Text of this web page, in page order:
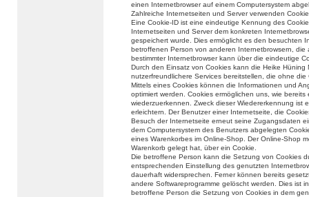
einen Internetbrowser auf einem Computersystem
Zahlreiche Internetseiten und Server verwenden
Eine Cookie-ID ist eine eindeutige Kennung des
Internetseiten und Server dem konkreten
gespeichert wurde. Dies ermöglicht es den besuchten
betroffenen Person von anderen Internetbrowsern,
bestimmter Internetbrowser kann über die eindeutige
Durch den Einsatz von Cookies kann die Heike
nutzerfreundlichere Services bereitstellen, die ohne
Mittels eines Cookies können die Informationen und
optimiert werden. Cookies ermöglichen uns, wie
wiederzuerkennen. Zweck dieser Wiedererkennung ist
erleichtern. Der Benutzer einer Internetseite, die
Besuch der Internetseite erneut seine Zugangsdaten
dem Computersystem des Benutzers abgelegten
eines Warenkorbes im Online-Shop. Der Online-Shop
Warenkorb gelegt hat, über ein Cookie.
Die betroffene Person kann die Setzung von Cookies
entsprechenden Einstellung des genutzten
dauerhaft widersprechen. Ferner können bereits
andere Softwareprogramme gelöscht werden. Dies ist
betroffene Person die Setzung von Cookies in dem